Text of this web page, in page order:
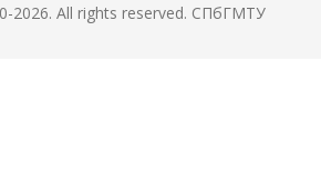
2026. All rights reserved. СПбГМТУ